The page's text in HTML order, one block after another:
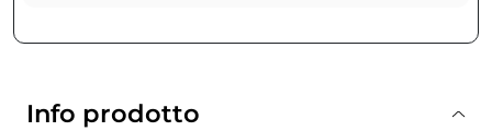
Info prodotto